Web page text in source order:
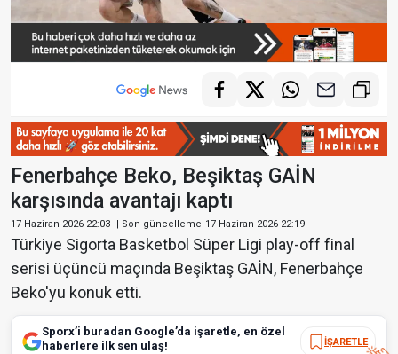
Fenerbahçe Beko, Beşiktaş GAİN
karşısında avantajı kaptı
17 Haziran 2026 22:03 || Son güncelleme 17 Haziran 2026 22:19
Türkiye Sigorta Basketbol Süper Ligi play-off final
serisi üçüncü maçında Beşiktaş GAİN, Fenerbahçe
Beko'yu konuk etti.
Sporx’i buradan Google’da işaretle, en özel
haberlere ilk sen ulaş!
İŞARETLE